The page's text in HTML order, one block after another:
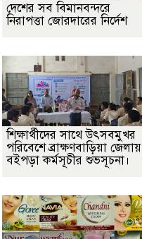
দেশের সব বিমানবন্দরে
নিরাপত্তা জোরদারের নির্দেশ
শিক্ষার্থীদের সাথে উৎসবমুখর
পরিবেশে ব্রাক্ষণবাড়িয়া জেলায়
বইপড়া কর্মসূচীর শুভসূচনা।